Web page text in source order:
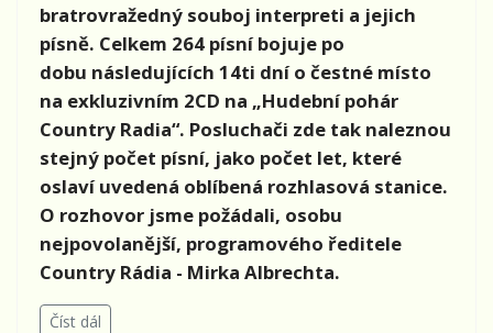
bratrovražedný souboj interpreti a jejich
písně. Celkem 264 písní bojuje po
dobu následujících 14ti dní o čestné místo
na exkluzivním 2CD na „Hudební pohár
Country Radia“. Posluchači zde tak naleznou
stejný počet písní, jako počet let, které
oslaví uvedená oblíbená rozhlasová stanice.
O rozhovor jsme požádali, osobu
nejpovolanější, programového ředitele
Country Rádia - Mirka Albrechta.
Číst dál